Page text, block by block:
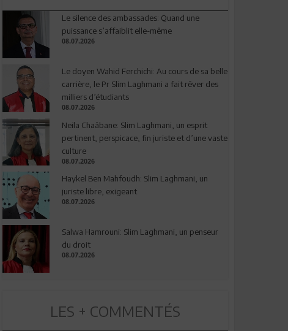
Le silence des ambassades: Quand une
puissance s’affaiblit elle-même
08.07.2026
Le doyen Wahid Ferchichi: Au cours de sa belle
carrière, le Pr Slim Laghmani a fait rêver des
milliers d’étudiants
08.07.2026
Neila Chaâbane: Slim Laghmani, un esprit
pertinent, perspicace, fin juriste et d’une vaste
culture
08.07.2026
Haykel Ben Mahfoudh: Slim Laghmani, un
juriste libre, exigeant
08.07.2026
Salwa Hamrouni: Slim Laghmani, un penseur
du droit
08.07.2026
LES + COMMENTÉS